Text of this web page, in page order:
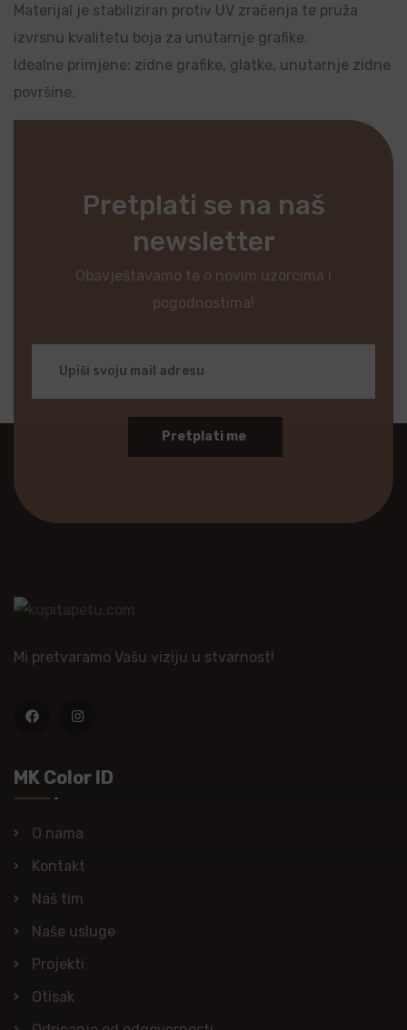
Materijal je stabiliziran protiv UV zračenja te pruža
izvrsnu kvalitetu boja za unutarnje grafike.
Idealne primjene: zidne grafike, glatke, unutarnje zidne
površine.
Pretplati se na naš
newsletter
Obavještavamo te o novim uzorcima i
pogodnostima!
Pretplati me
Mi pretvaramo Vašu viziju u stvarnost!
MK Color ID
O nama
Kontakt
Naš tim
Naše usluge
Projekti
Otisak